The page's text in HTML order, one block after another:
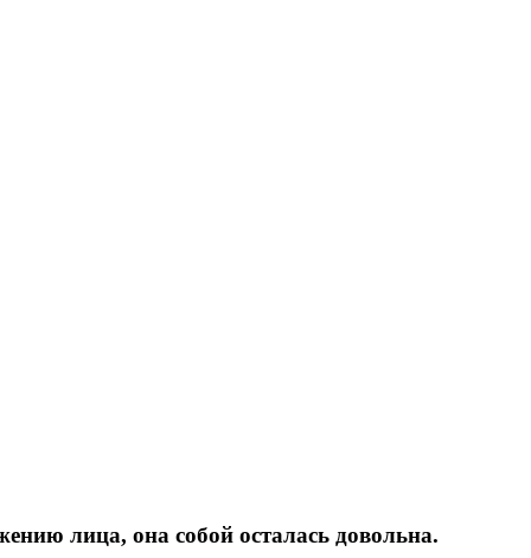
лица, она собой осталась довольна.